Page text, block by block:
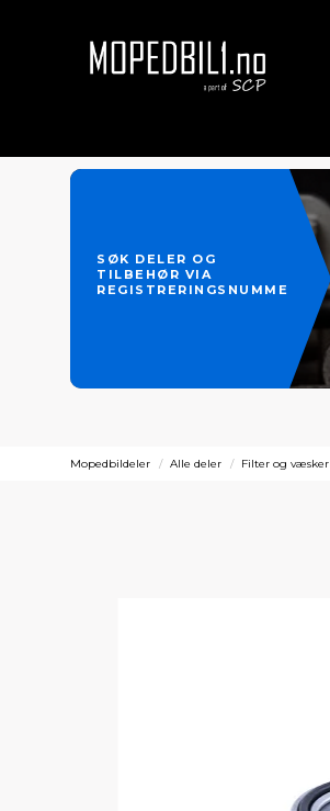
SØK DELER OG
TILBEHØR VIA
REGISTRERINGSNUMMER
Mopedbildeler Alle deler Filter og væsker